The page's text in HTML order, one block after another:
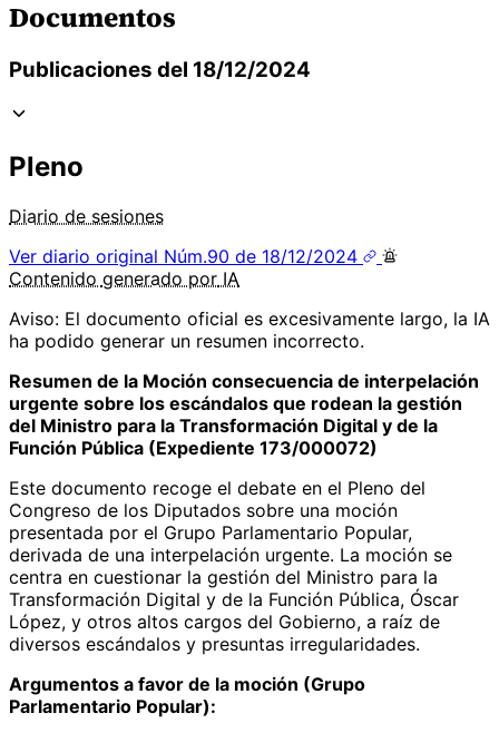
Documentos
Publicaciones del 18/12/2024
Pleno
Diario de sesiones
Ver diario original Núm.90 de 18/12/2024
Contenido generado por IA
Aviso: El documento oficial es excesivamente largo, la IA
ha podido generar un resumen incorrecto.
Resumen de la Moción consecuencia de interpelación
urgente sobre los escándalos que rodean la gestión
del Ministro para la Transformación Digital y de la
Función Pública (Expediente 173/000072)
Este documento recoge el debate en el Pleno del
Congreso de los Diputados sobre una moción
presentada por el Grupo Parlamentario Popular,
derivada de una interpelación urgente. La moción se
centra en cuestionar la gestión del Ministro para la
Transformación Digital y de la Función Pública, Óscar
López, y otros altos cargos del Gobierno, a raíz de
diversos escándalos y presuntas irregularidades.
Argumentos a favor de la moción (Grupo
Parlamentario Popular):